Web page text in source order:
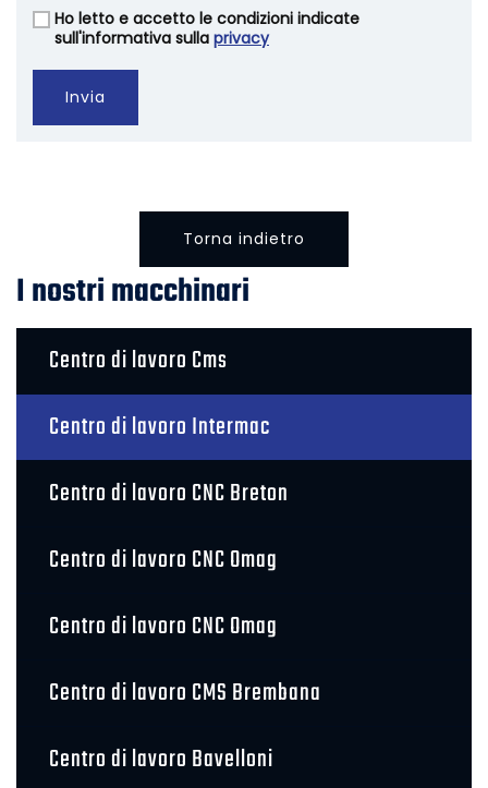
VuotoHo letto e accetto le condizioni indicate
sull'informativa sulla privacy
Invia
Torna indietro
I nostri macchinari
Centro di lavoro Cms
Centro di lavoro Intermac
Centro di lavoro CNC Breton
Centro di lavoro CNC Omag
Centro di lavoro CNC Omag
Centro di lavoro CMS Brembana
Centro di lavoro Bavelloni